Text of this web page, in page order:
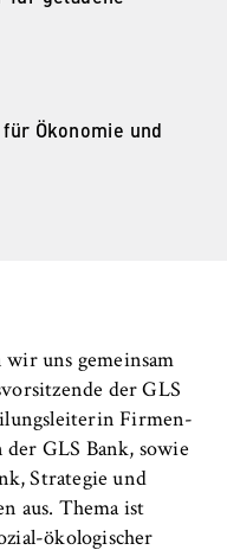
Ökonomie und
wir uns gemeinsam
der GLS
Firmen-
GLS Bank, sowie
Strategie und
aus. Thema ist
ökologischer
des
aktuellen
dass das